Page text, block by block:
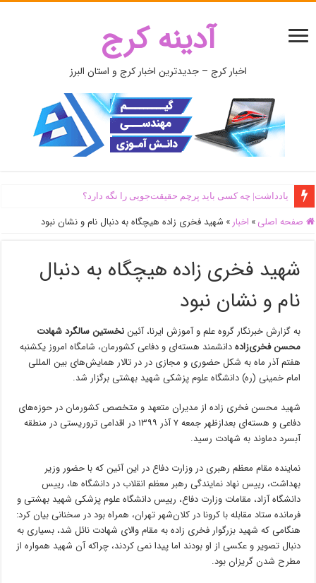
آدینه کرج
اخبار کرج – جدیدترین اخبار کرج و استان البرز
یادداشت| ‌چه کسی باید پرچم حقیقت‌جویی را نگه دارد؟
صفحه اصلی » اخبار » شهید فخری زاده هیچگاه به دنبال نام و نشان نبود
شهید فخری زاده هیچگاه به دنبال
نام و نشان نبود
به گزارش خبرنگار گروه علم و آموزش ایرنا، آئیننخستین سالگرد شهادت
محسن فخری‌زادهدانشمند هسته‌ای و دفاعی کشورمان، شامگاه امروز یکشنبه
هفتم آذر ماه به شکل حضوری و مجازی در در تالار ‌همایش‌های بین المللی
امام خمینی (ره) دانشگاه علوم ‌پزشکی شهید بهشتی برگزار شد. ‌
شهید محسن فخری زاده از مدیران متعهد و متخصص کشورمان در حوزه‌های
دفاعی و هسته‌ای بعدازظهر جمعه ۷ آذر ۱۳۹۹ در اقدامی تروریستی در منطقه
آبسرد دماوند به شهادت رسید.
نماینده مقام معظم رهبری در وزارت دفاع در این آئین که با حضور وزیر
بهداشت، رییس نهاد نمایندگی رهبر معظم انقلاب در دانشگاه ها، رییس
دانشگاه آزاد، مقامات وزارت دفاع، رییس دانشگاه علوم پزشکی شهید بهشتی و
فرمانده ستاد مقابله با کرونا در کلان‌شهر تهران، همراه بود در سخنانی بیان کرد:
هنگامی که شهید بزرگوار فخری زاده به مقام والای شهادت نائل شد، بسیاری به
دنبال تصویر و عکسی از او بودند اما پیدا نمی کردند، چراکه آن شهید همواره از
مطرح شدن گریزان بود.